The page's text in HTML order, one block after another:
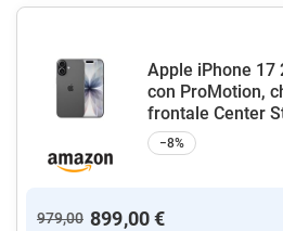
Apple iPhone 17
con ProMotion,
frontale Center
−8%
979,00 899,00 €